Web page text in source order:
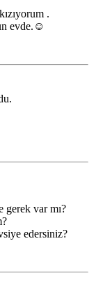
.
evde.☺
var mı?
edersiniz?